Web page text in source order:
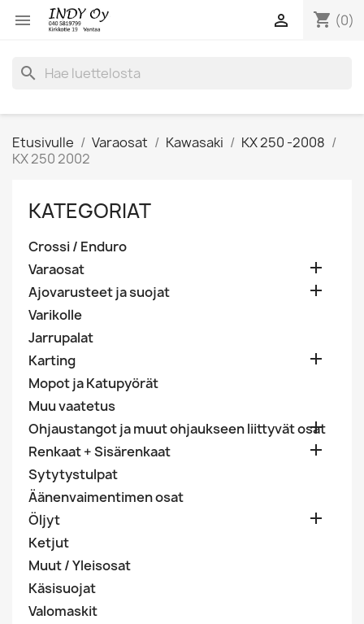
 shopping_cart (0)

search
Etusivulle Varaosat Kawasaki
KX 250 -2008
KX 250 2002
KATEGORIAT
Crossi / Enduro
Varaosat

Ajovarusteet ja suojat 
Varikolle
Jarrupalat
Karting

Mopot ja Katupyörät
Muu vaatetus
Ohjaustangot ja muut ohjaukseen liittyvät osat

Renkaat + Sisärenkaat 
Sytytystulpat
Äänenvaimentimen osat
Öljyt

Ketjut
Muut / Yleisosat
Käsisuojat
Valomaskit